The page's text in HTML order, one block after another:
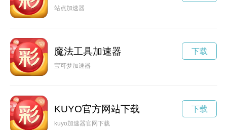
站点加速器
魔法工具加速器
宝可梦加速器
下载
KUYO官方网站下载
kuyo加速器官网下载
下载